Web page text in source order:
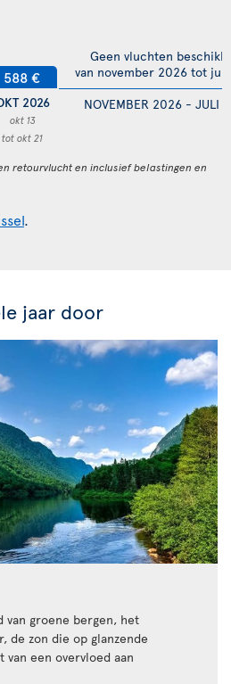
588 €
2026
okt 13
tot okt 21
NOVEMBER 2026 - JULI
Geen vluchten
van november 2026 tot
retourvlucht en inclusief belastingen en
.
jaar door
van groene bergen, het
de zon die op glanzende
een overvloed aan